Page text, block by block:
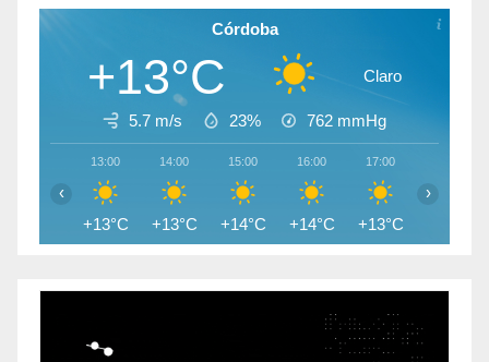
Córdoba
+13°C Claro
5.7 m/s 23% 762 mmHg
13:00
+13°C
14:00
+13°C
15:00
+14°C
16:00
+14°C
17:00
+13°C
‹ ›